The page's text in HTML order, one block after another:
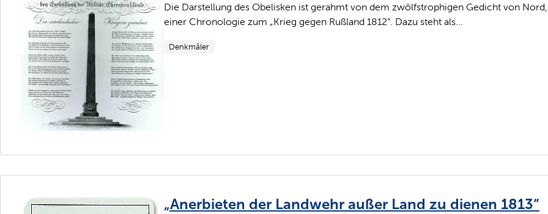
Die Darstellung des Obelisken ist gerahmt von dem zwölfstrophigen Gedicht von Nord,
einer Chronologie zum „Krieg gegen Rußland 1812“. Dazu steht als...
Denkmäler
„Anerbieten der Landwehr außer Land zu dienen 1813“